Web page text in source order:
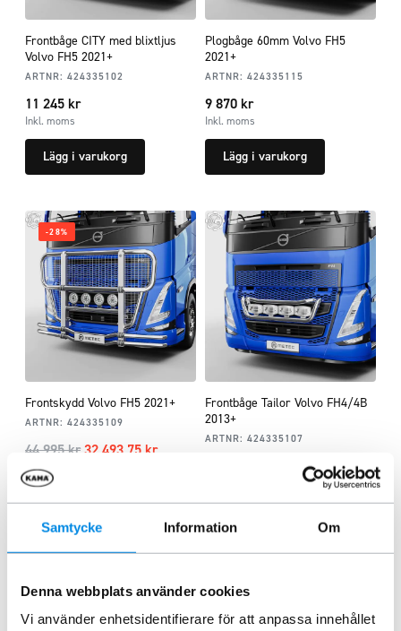
Samtycke Information Om
Denna webbplats använder cookies
Vi använder enhetsidentifierare för att anpassa innehållet
Frontbåge CITY med blixtljus
Volvo FH5 2021+
ARTNR: 424335102
11 245 kr
Inkl. moms
Lägg i varukorg
Plogbåge 60mm Volvo FH5
2021+
ARTNR: 424335115
9 870 kr
Inkl. moms
Lägg i varukorg
-28%
Frontskydd Volvo FH5 2021+
ARTNR: 424335109
44 995kr32 493,75kr
Inkl. moms
Lägg i varukorg
Frontbåge Tailor Volvo FH4/4B
2013+
ARTNR: 424335107
Liknande produkter